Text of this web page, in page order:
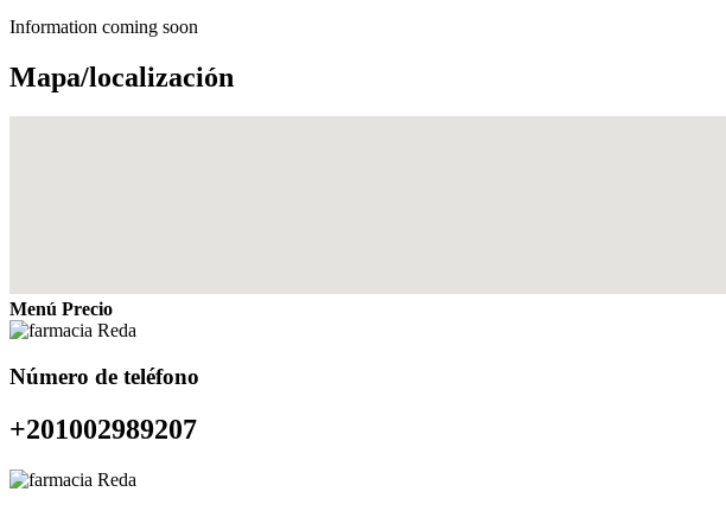
Information coming soon
Mapa/localización
Menú Precio
Número de teléfono
+201002989207